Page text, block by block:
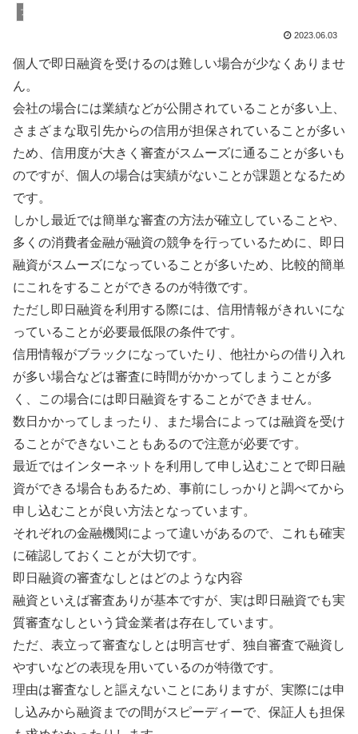
ブラック融資
2023.06.03
個人で即日融資を受けるのは難しい場合が少なくありませ
ん。
会社の場合には業績などが公開されていることが多い上、
さまざまな取引先からの信用が担保されていることが多い
ため、信用度が大きく審査がスムーズに通ることが多いも
のですが、個人の場合は実績がないことが課題となるため
です。
しかし最近では簡単な審査の方法が確立していることや、
多くの消費者金融が融資の競争を行っているために、即日
融資がスムーズになっていることが多いため、比較的簡単
にこれをすることができるのが特徴です。
ただし即日融資を利用する際には、信用情報がきれいにな
っていることが必要最低限の条件です。
信用情報がブラックになっていたり、他社からの借り入れ
が多い場合などは審査に時間がかかってしまうことが多
く、この場合には即日融資をすることができません。
数日かかってしまったり、また場合によっては融資を受け
ることができないこともあるので注意が必要です。
最近ではインターネットを利用して申し込むことで即日融
資ができる場合もあるため、事前にしっかりと調べてから
申し込むことが良い方法となっています。
それぞれの金融機関によって違いがあるので、これも確実
に確認しておくことが大切です。
即日融資の審査なしとはどのような内容
融資といえば審査ありが基本ですが、実は即日融資でも実
質審査なしという貸金業者は存在しています。
ただ、表立って審査なしとは明言せず、独自審査で融資し
やすいなどの表現を用いているのが特徴です。
理由は審査なしと謳えないことにありますが、実際には申
し込みから融資までの間がスピーディーで、保証人も担保